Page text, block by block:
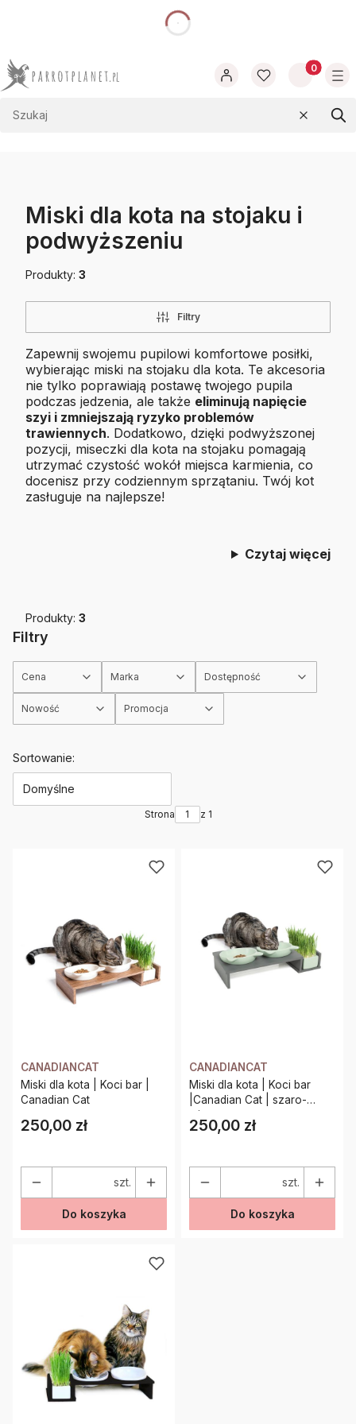
Produkty
Wyczyść
Miski dla kota na stojaku i
podwyższeniu
Produkty: 3
Filtry
Zapewnij swojemu pupilowi komfortowe posiłki,
wybierając miski na stojaku dla kota. Te akcesoria
nie tylko poprawiają postawę twojego pupila
podczas jedzenia, ale także eliminują napięcie
szyi i zmniejszają ryzyko problemów
trawiennych. Dodatkowo, dzięki podwyższonej
pozycji, miseczki dla kota na stojaku pomagają
utrzymać czystość wokół miejsca karmienia, co
docenisz przy codziennym sprzątaniu. Twój kot
zasługuje na najlepsze!
Czytaj więcej
Produkty: 3
Filtry
Cena Marka Dostępność
Nowość Promocja
Lista produktów
Sortowanie:
Domyślne
Strona z 1
CANADIANCAT
Miski dla kota | Koci bar |
Canadian Cat
Cena
250,00 zł
szt.
Do koszyka
CANADIANCAT
Miski dla kota | Koci bar
|Canadian Cat | szaro-
miętowy
Cena
250,00 zł
szt.
Do koszyka